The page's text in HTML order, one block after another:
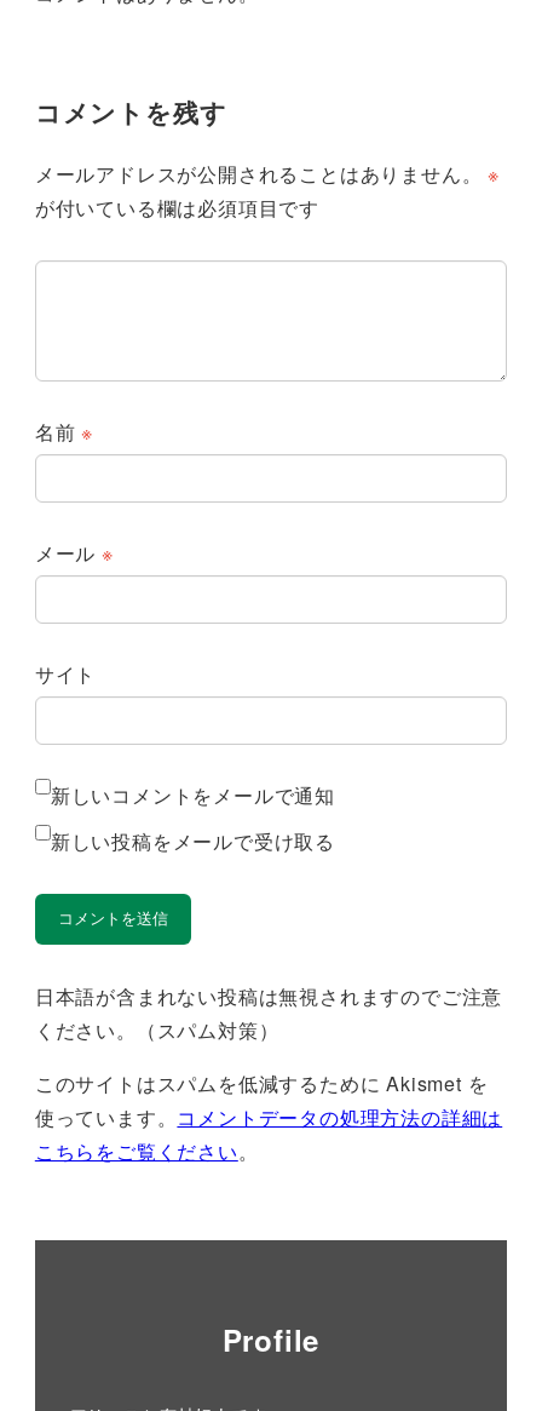
コメントを残す
メールアドレスが公開されることはありません。
※
が付いている欄は必須項目です
名前※
メール ※
サイト
新しいコメントをメールで通知
新しい投稿をメールで受け取る
日本語が含まれない投稿は無視されますのでご注意
ください。（スパム対策）
このサイトはスパムを低減するために Akismet を
使っています。 コメントデータの処理方法の詳細は
こちらをご覧ください。
Profile